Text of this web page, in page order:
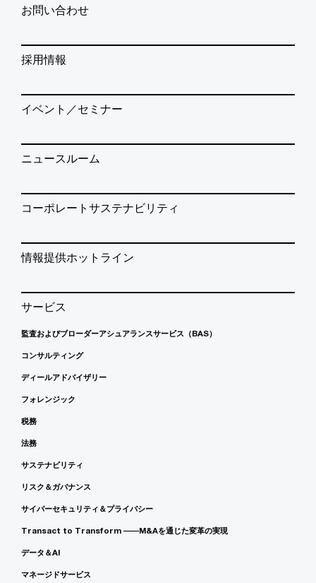
お問い合わせ
採用情報
イベント／セミナー
ニュースルーム
コーポレートサステナビリティ
情報提供ホットライン
サービス
監査およびブローダーアシュアランスサービス（BAS）
コンサルティング
ディールアドバイザリー
フォレンジック
税務
法務
サステナビリティ
リスク＆ガバナンス
サイバーセキュリティ＆プライバシー
Transact to Transform ――M&Aを通じた変革の実現
データ＆AI
マネージドサービス